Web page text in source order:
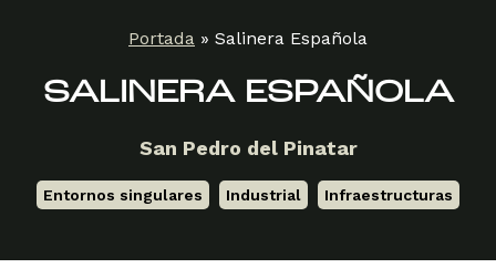
Portada » Salinera Española
SALINERA ESPAÑOLA
San Pedro del Pinatar
Entornos singulares Industrial Infraestructuras